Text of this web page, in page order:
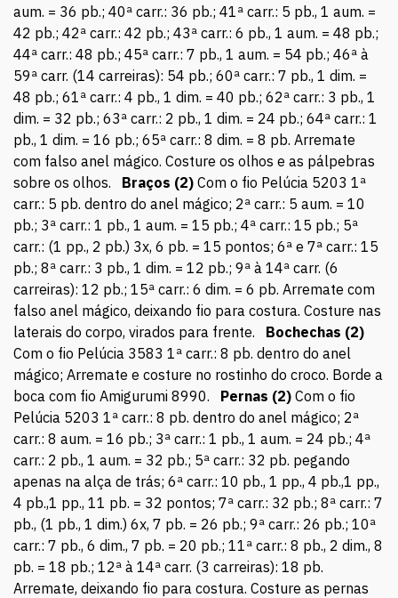
aum. = 36 pb.; 40ª carr.: 36 pb.; 41ª carr.: 5 pb., 1 aum. =
42 pb.; 42ª carr.: 42 pb.; 43ª carr.: 6 pb., 1 aum. = 48 pb.;
44ª carr.: 48 pb.; 45ª carr.: 7 pb., 1 aum. = 54 pb.; 46ª à
59ª carr. (14 carreiras): 54 pb.; 60ª carr.: 7 pb., 1 dim. =
48 pb.; 61ª carr.: 4 pb., 1 dim. = 40 pb.; 62ª carr.: 3 pb., 1
dim. = 32 pb.; 63ª carr.: 2 pb., 1 dim. = 24 pb.; 64ª carr.: 1
pb., 1 dim. = 16 pb.; 65ª carr.: 8 dim. = 8 pb. Arremate
com falso anel mágico. Costure os olhos e as pálpebras
sobre os olhos. Braços (2) Com o fio Pelúcia 5203 1ª
carr.: 5 pb. dentro do anel mágico; 2ª carr.: 5 aum. = 10
pb.; 3ª carr.: 1 pb., 1 aum. = 15 pb.; 4ª carr.: 15 pb.; 5ª
carr.: (1 pp., 2 pb.) 3x, 6 pb. = 15 pontos; 6ª e 7ª carr.: 15
pb.; 8ª carr.: 3 pb., 1 dim. = 12 pb.; 9ª à 14ª carr. (6
carreiras): 12 pb.; 15ª carr.: 6 dim. = 6 pb. Arremate com
falso anel mágico, deixando fio para costura. Costure nas
laterais do corpo, virados para frente. Bochechas (2)
Com o fio Pelúcia 3583 1ª carr.: 8 pb. dentro do anel
mágico; Arremate e costure no rostinho do croco. Borde a
boca com fio Amigurumi 8990. Pernas (2) Com o fio
Pelúcia 5203 1ª carr.: 8 pb. dentro do anel mágico; 2ª
carr.: 8 aum. = 16 pb.; 3ª carr.: 1 pb., 1 aum. = 24 pb.; 4ª
carr.: 2 pb., 1 aum. = 32 pb.; 5ª carr.: 32 pb. pegando
apenas na alça de trás; 6ª carr.: 10 pb., 1 pp., 4 pb.,1 pp.,
4 pb.,1 pp., 11 pb. = 32 pontos; 7ª carr.: 32 pb.; 8ª carr.: 7
pb., (1 pb., 1 dim.) 6x, 7 pb. = 26 pb.; 9ª carr.: 26 pb.; 10ª
carr.: 7 pb., 6 dim., 7 pb. = 20 pb.; 11ª carr.: 8 pb., 2 dim., 8
pb. = 18 pb.; 12ª à 14ª carr. (3 carreiras): 18 pb.
Arremate, deixando fio para costura. Costure as pernas